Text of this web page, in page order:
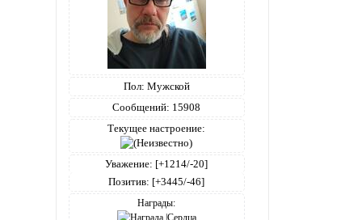
Пол: Мужской
Сообщений: 15908
Текущее настроение:
Уважение: [+1214/-20]
Позитив: [+3445/-46]
Награды: